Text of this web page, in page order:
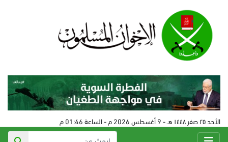
الأحد ٢٥ صفر ١٤٤٨ هـ - 9 أغسطس 2026 م - الساعة 01:46 م